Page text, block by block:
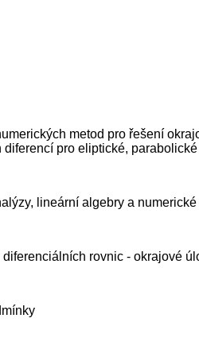
metod pro řešení
diferencí pro eliptické,
lineární algebry a
rovnic - okrajové